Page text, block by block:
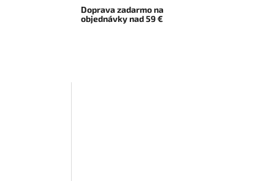
Doprava zadarmo na
objednávky nad 59 €